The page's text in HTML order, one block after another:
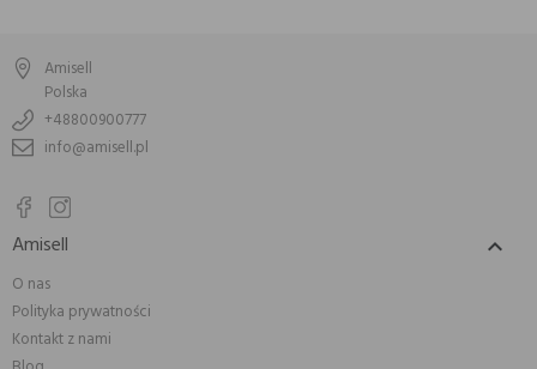
Amisell
Polska
+48800900777
info@amisell.pl
Amisell 
O nas
Polityka prywatności
Kontakt z nami